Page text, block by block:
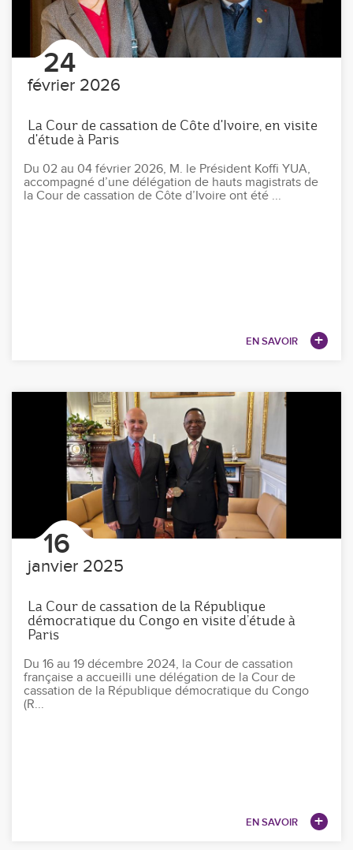
24
février 2026
La Cour de cassation de Côte d'Ivoire, en visite
d'étude à Paris
Du 02 au 04 février 2026, M. le Président Koffi YUA,
accompagné d’une délégation de hauts magistrats de
la Cour de cassation de Côte d’Ivoire ont été ...
EN SAVOIR
16
janvier 2025
La Cour de cassation de la République
démocratique du Congo en visite d’étude à
Paris
Du 16 au 19 décembre 2024, la Cour de cassation
française a accueilli une délégation de la Cour de
cassation de la République démocratique du Congo
(R...
EN SAVOIR